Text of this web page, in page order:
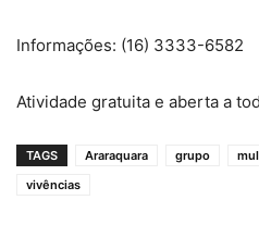
Informações: (16) 3333-6582
Atividade gratuita e aberta a
TAGS Araraquara grupo
vivências